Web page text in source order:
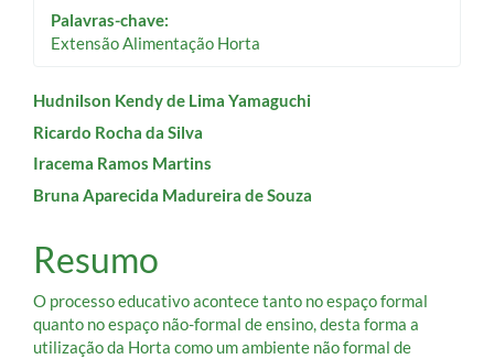
Palavras-chave:
Extensão Alimentação Horta
Conteúdo
do
artigo
Hudnilson Kendy de Lima Yamaguchi
Ricardo Rocha da Silva
Iracema Ramos Martins
Bruna Aparecida Madureira de Souza
Resumo
O processo educativo acontece tanto no espaço formal
quanto no espaço não-formal de ensino, desta forma a
utilização da Horta como um ambiente não formal de